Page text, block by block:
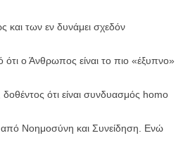
και των εν δυνάμει σχεδόν
ότι ο Άνθρωπος είναι το πιο «έξυπνο»
ότι είναι συνδυασμός homo
από Νοημοσύνη και Συνείδηση. Ενώ